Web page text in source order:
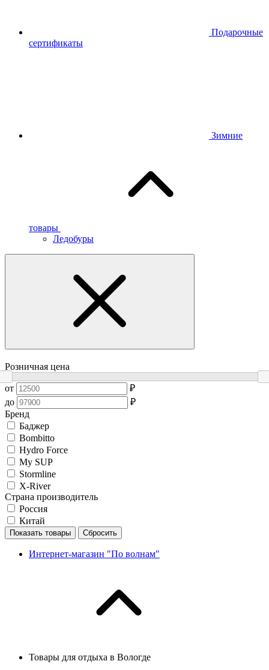
Подарочные
сертификаты
Зимние
товары
Ледобуры
Розничная цена
от
₽
до
₽
Бренд
Баджер
Bombitto
Hydro Force
My SUP
Stormline
X-River
Страна производитель
Россия
Китай
Показать товары Сбросить
Интернет-магазин "По волнам"
Товары для отдыха в Вологде